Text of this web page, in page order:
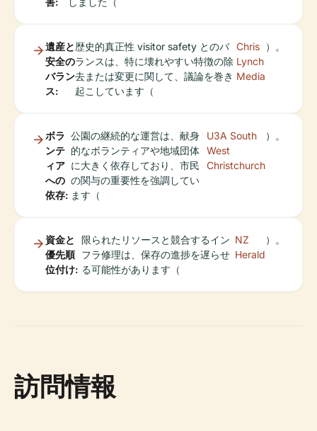
遺産と
安全の
バラン
ス:
歴史的真正性 visitor safety とのバ
ランスは、特に壊れやすい特徴の除
去または変更に関して、議論を巻き
起こしています（
Chris
Lynch
Media
）。
ボラ
ンテ
ィア
への
依存:
公園の継続的な運営は、献身
的なボランティアや地域団体
に大きく依存しており、市民
の関与の重要性を強調してい
ます（
U3A South
West
Christchurch
）。
資金と
優先順
位付け:
限られたリソースと競合するイン
フラ修理は、保存の進捗を遅らせ
る可能性があります（
NZ
Herald
）。
訪問情報